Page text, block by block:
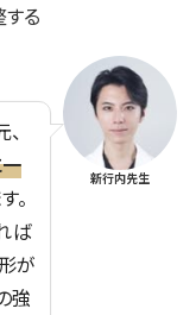
る
。
ば
が
強
新行内先生